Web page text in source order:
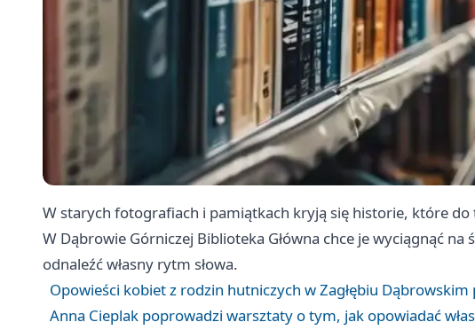
W starych fotografiach i pamiątkach kryją się historie, które do
W Dąbrowie Górniczej Biblioteka Główna chce je wyciągnąć na
odnaleźć własny rytm słowa.
Opowieści kobiet z rodzin hutniczych w Zagłębiu
Anna Cieplak poprowadzi warsztaty o tym, jak opowiadać